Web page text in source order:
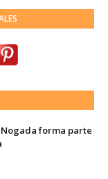
forma parte